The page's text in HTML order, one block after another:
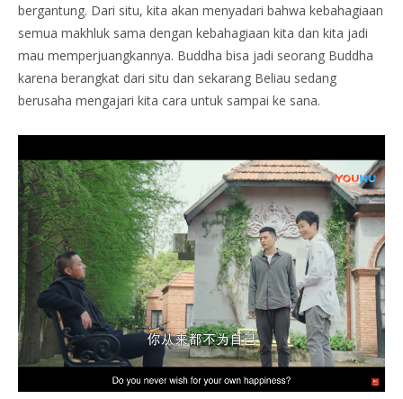
bergantung. Dari situ, kita akan menyadari bahwa kebahagiaan
semua makhluk sama dengan kebahagiaan kita dan kita jadi
mau memperjuangkannya. Buddha bisa jadi seorang Buddha
karena berangkat dari situ dan sekarang Beliau sedang
berusaha mengajari kita cara untuk sampai ke sana.